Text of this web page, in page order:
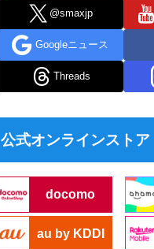
@smaxjp
Googleニュース
Threads
公式オンラインストア
docomo
au by KDDI